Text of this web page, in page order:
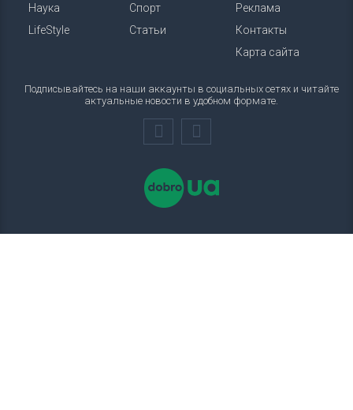
Наука
LifeStyle
Спорт
Статьи
Реклама
Контакты
Карта сайта
Подписывайтесь на наши аккаунты в социальных сетях и читайте
актуальные новости в удобном формате.